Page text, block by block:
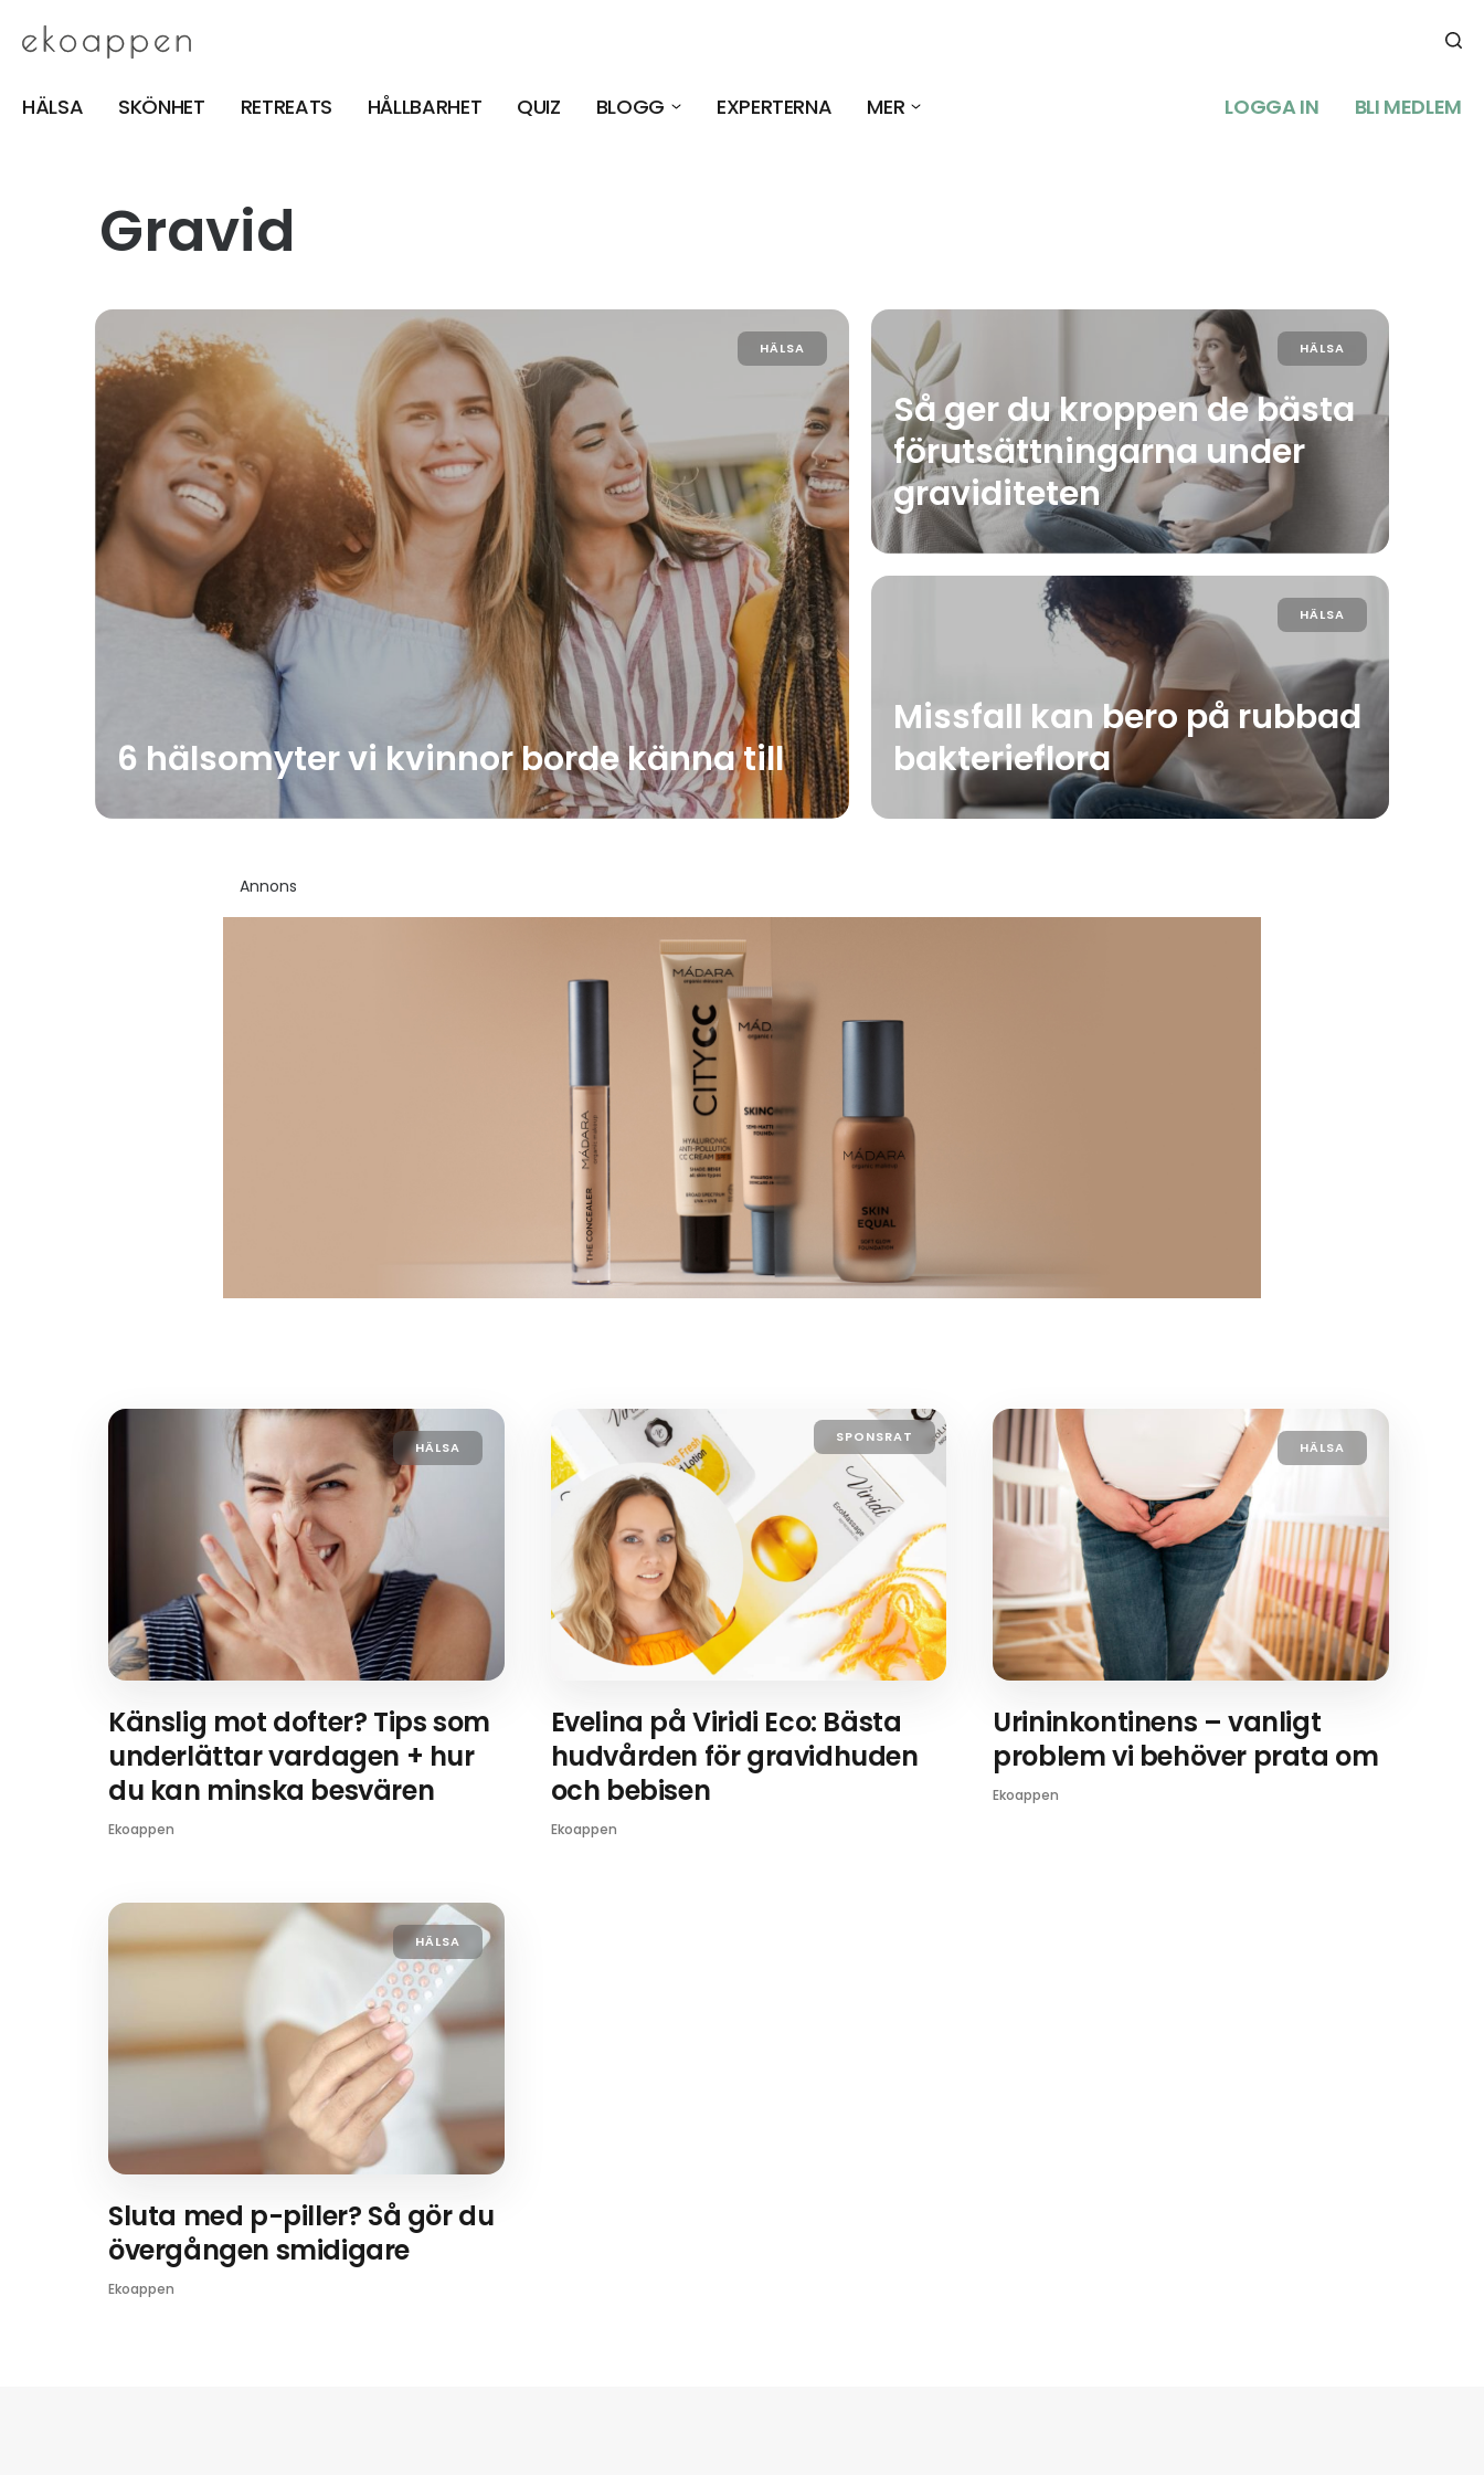
HÄLSA SKÖNHET RETREATS HÅLLBARHET QUIZ BLOGG EXPERTERNA MER LOGGA IN BLI MEDLEM
Gravid
HÄLSA
6 hälsomyter vi kvinnor borde känna till
HÄLSA
Så ger du kroppen de bästa
förutsättningarna under
graviditeten
HÄLSA
Missfall kan bero på rubbad
bakterieflora
Annons
HÄLSA
Känslig mot dofter? Tips som
underlättar vardagen + hur
du kan minska besvären
Ekoappen
SPONSRAT
Evelina på Viridi Eco: Bästa
hudvården för gravidhuden
och bebisen
Ekoappen
HÄLSA
Urininkontinens – vanligt
problem vi behöver prata om
Ekoappen
HÄLSA
Sluta med p-piller? Så gör du
övergången smidigare
Ekoappen